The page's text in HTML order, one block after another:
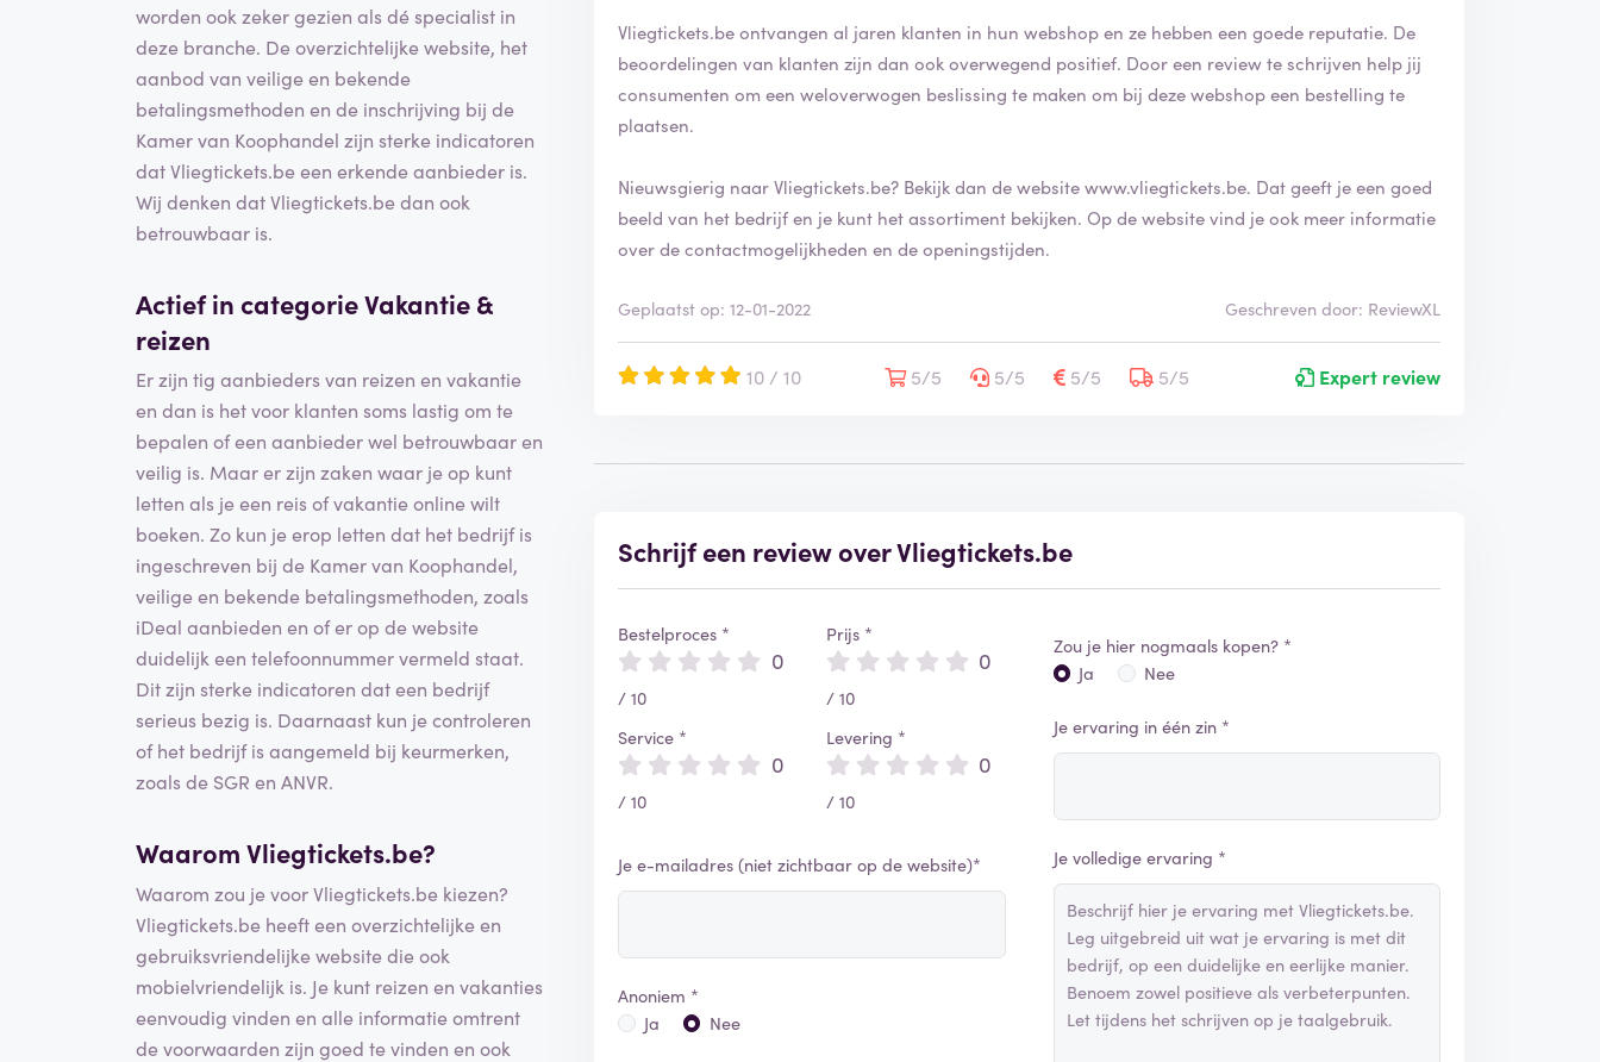
worden ook zeker gezien als dé specialist in
deze branche. De overzichtelijke website, het
aanbod van veilige en bekende
betalingsmethoden en de inschrijving bij de
Kamer van Koophandel zijn sterke indicatoren
dat Vliegtickets.be een erkende aanbieder is.
Wij denken dat Vliegtickets.be dan ook
betrouwbaar is.
Actief in categorieVakantie &
reizen
Er zijn tig aanbieders van reizen en vakantie
en dan is het voor klanten soms lastig om te
bepalen of een aanbieder wel betrouwbaar en
veilig is. Maar er zijn zaken waar je op kunt
letten als je een reis of vakantie online wilt
boeken. Zo kun je erop letten dat het bedrijf is
ingeschreven bij de Kamer van Koophandel,
veilige en bekende betalingsmethoden, zoals
iDeal aanbieden en of er op de website
duidelijk een telefoonnummer vermeld staat.
Dit zijn sterke indicatoren dat een bedrijf
serieus bezig is. Daarnaast kun je controleren
of het bedrijf is aangemeld bij keurmerken,
zoals de SGR en ANVR.
Waarom Vliegtickets.be?
Waarom zou je voor Vliegtickets.be kiezen?
Vliegtickets.be heeft een overzichtelijke en
gebruiksvriendelijke website die ook
mobielvriendelijk is. Je kunt reizen en vakanties
eenvoudig vinden en alle informatie omtrent
de voorwaarden zijn goed te vinden en ook
Vliegtickets.be ontvangen al jaren klanten in hun webshop en ze hebben een goede reputatie. De
beoordelingen van klanten zijn dan ook overwegend positief. Door een review te schrijven help jij
consumenten om een weloverwogen beslissing te maken om bij deze webshop een bestelling te
plaatsen.
Nieuwsgierig naar Vliegtickets.be? Bekijk dan de websitewww.vliegtickets.be. Dat geeft je een goed
beeld van het bedrijf en je kunt het assortiment bekijken. Op de website vind je ook meer informatie
over de contactmogelijkheden en de openingstijden.
Geplaatst op: 12-01-2022 Geschreven door: ReviewXL
10 / 10 5/5 5/5 5/5 5/5 Expert review
Schrijf een review over Vliegtickets.be
Bestelproces *
0
/ 10
Service *
0
/ 10
Prijs *
0
/ 10
Levering *
0
/ 10
Je e-mailadres (niet zichtbaar op de website)*
Anoniem *
Ja
Nee
Zou je hier nogmaals kopen? *
Ja
Nee
Je ervaring in één zin *
Je volledige ervaring *